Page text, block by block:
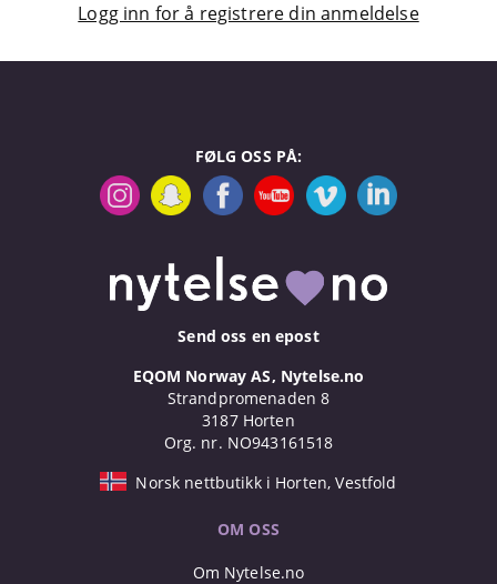
Logg inn for å registrere din anmeldelse
FØLG OSS PÅ:
Send oss en epost
EQOM Norway AS, Nytelse.no
Strandpromenaden 8
3187 Horten
Org. nr. NO943161518
Norsk nettbutikk i Horten, Vestfold
OM OSS
Om Nytelse.no